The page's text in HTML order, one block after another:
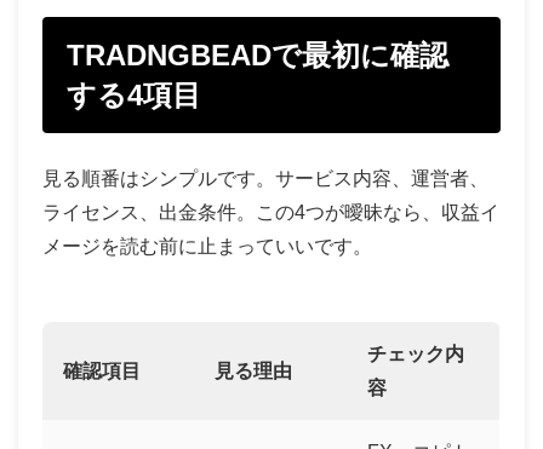
TRADNGBEADで最初に確認
する4項目
見る順番はシンプルです。サービス内容、運営者、
ライセンス、出金条件。この4つが曖昧なら、収益イ
メージを読む前に止まっていいです。
確認項目 見る理由
チェック内
容